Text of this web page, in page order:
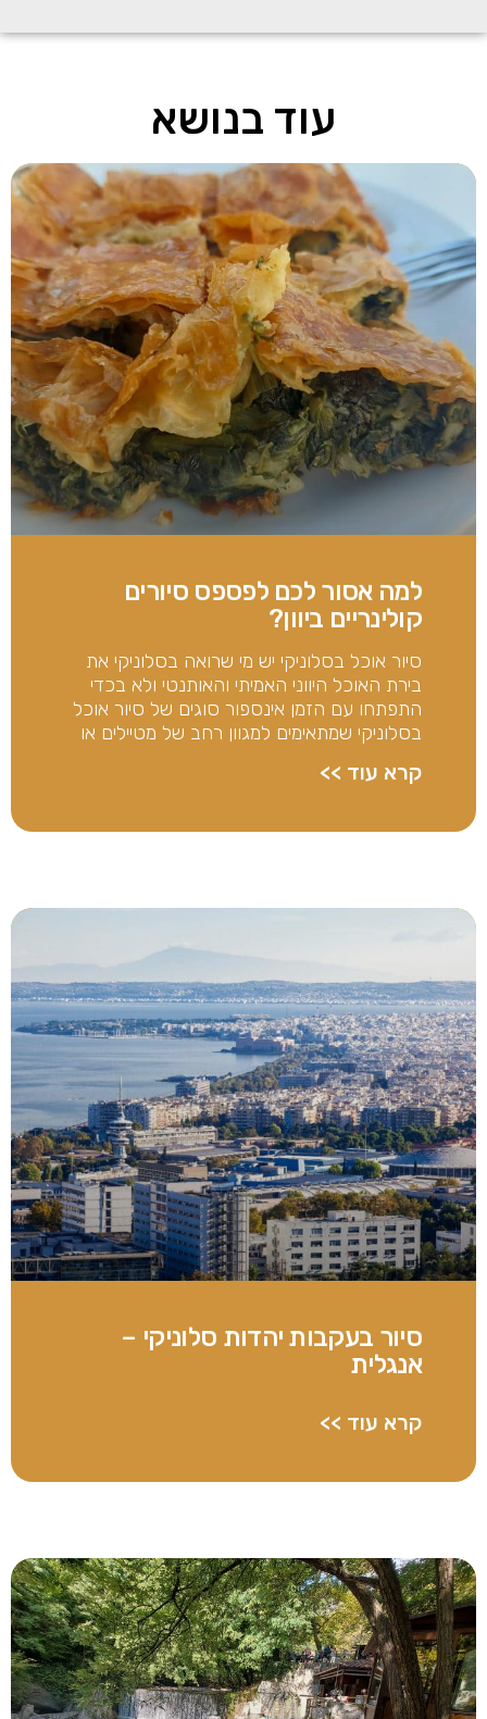
עוד בנושא
למה אסור לכם לפספס סיורים
קולינריים ביוון?
סיור אוכל בסלוניקי יש מי שרואה בסלוניקי את
בירת האוכל היווני האמיתי והאותנטי ולא בכדי
התפתחו עם הזמן אינספור סוגים של סיור אוכל
בסלוניקי שמתאימים למגוון רחב של מטיילים או
קרא עוד >>
סיור בעקבות יהדות סלוניקי –
אנגלית
קרא עוד >>